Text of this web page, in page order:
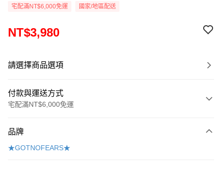
宅配滿NT$6,000免運 國家/地區配送
NT$3,980
請選擇商品選項
付款與運送方式
宅配滿NT$6,000免運
信用卡一次付款
品牌
★GOTNOFEARS★